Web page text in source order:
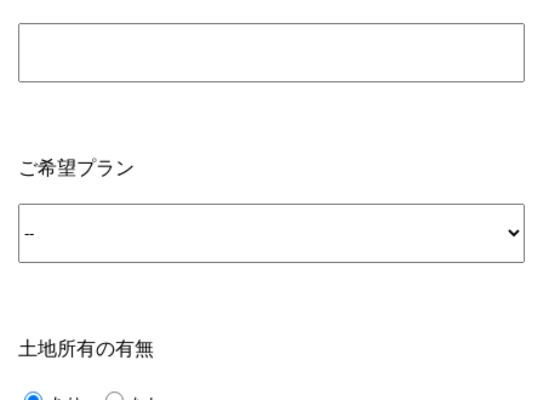
ご希望プラン
土地所有の有無